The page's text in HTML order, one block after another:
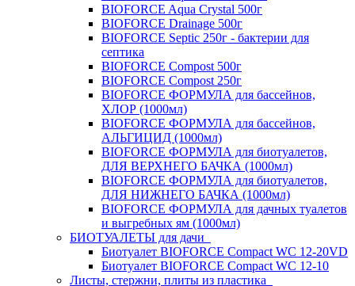
BIOFORCE Aqua Crystal 500г
BIOFORCE Drainage 500г
BIOFORCE Septic 250г - бактерии для
септика
BIOFORCE Compost 500г
BIOFORCE Compost 250г
BIOFORCE ФОРМУЛА для бассейнов,
ХЛОР (1000мл)
BIOFORCE ФОРМУЛА для бассейнов,
АЛЬГИЦИД (1000мл)
BIOFORCE ФОРМУЛА для биотуалетов,
ДЛЯ ВЕРХНЕГО БАЧКА (1000мл)
BIOFORCE ФОРМУЛА для биотуалетов,
ДЛЯ НИЖНЕГО БАЧКА (1000мл)
BIOFORCE ФОРМУЛА для дачных туалетов
и выгребных ям (1000мл)
БИОТУАЛЕТЫ для дачи
Биотуалет BIOFORCE Compact WC 12-20VD
Биотуалет BIOFORCE Compact WC 12-10
Листы, стержни, плиты из пластика